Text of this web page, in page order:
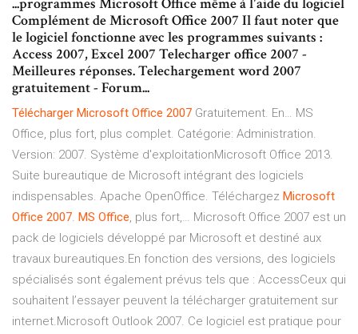
...programmes Microsoft Office même à l'aide du logiciel
Complément de Microsoft Office 2007 Il faut noter que
le logiciel fonctionne avec les programmes suivants :
Access 2007, Excel 2007 Telecharger office 2007 -
Meilleures réponses. Telechargement word 2007
gratuitement - Forum...
Télécharger Microsoft Office 2007 Gratuitement. En… MS
Office, plus fort, plus complet. Catégorie: Administration.
Version: 2007. Système d'exploitationMicrosoft Office 2013.
Suite bureautique de Microsoft intégrant des logiciels
indispensables. Apache OpenOffice. Téléchargez Microsoft
Office 2007. MS Office, plus fort,… Microsoft Office 2007 est un
pack de logiciels développé par Microsoft et destiné aux
travaux bureautiques.En fonction des versions, des logiciels
spécialisés sont également prévus tels que : AccessCeux qui
souhaitent l’essayer peuvent la télécharger gratuitement sur
internet.Microsoft Outlook 2007. Ce logiciel est pratique pour